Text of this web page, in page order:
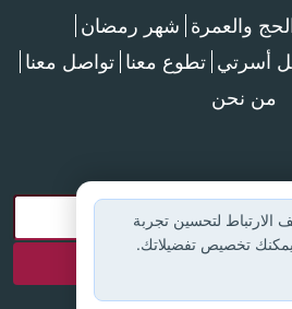
الحج والعمرة شهر رمضان
أسرتي تطوع معنا تواصل معنا
من نحن
الارتباط لتحسين تجربة
تخصيص تفضيلاتك.